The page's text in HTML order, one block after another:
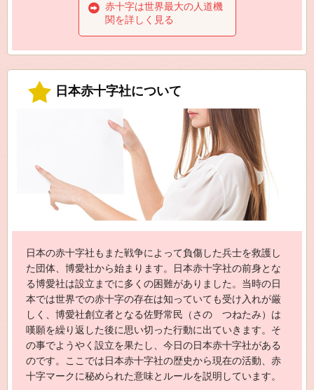
赤十字は世界最大の人道機
関を詳しく見る
日本赤十字社について
日本の赤十字社もまた戦争によって負傷した兵士を救護し
た団体、博愛社から始まります。日本赤十字社の前身とな
る博愛社は設立までに多くの困難がありました。当時の日
本では世界での赤十字の存在は知っていても受け入れが厳
しく、博愛社創立者となる佐野常民（さの つねたみ）は
嘆願を繰り返した後に思い切った行動に出ていきます。そ
の事でようやく設立を果たし、今日の日本赤十字社がある
のです。ここでは日本赤十字社の歴史から現在の活動、赤
十字マークに秘められた意味とルールを説明しています。